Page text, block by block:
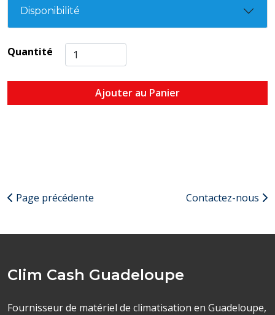
Disponibilité
Quantité
Ajouter au Panier
Page précédente Contactez-nous
Clim Cash Guadeloupe
Fournisseur de matériel de climatisation en Guadeloupe,